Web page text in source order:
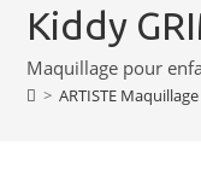
Kiddy
Maquillage pour
> ARTISTE Maquillage